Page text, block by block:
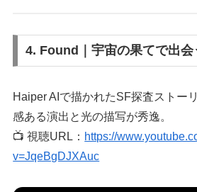
4. Found｜宇宙の果てで出会
Haiper AIで描かれたSF探査ストー
感ある演出と光の描写が秀逸。
📺 視聴URL： https://
v=JqeBgDJXAuc